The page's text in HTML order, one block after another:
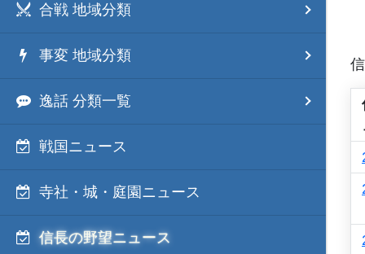
合戦 地域分類
事変 地域分類
逸話 分類一覧
戦国ニュース
寺社・城・庭園ニュース
信長の野望ニュース